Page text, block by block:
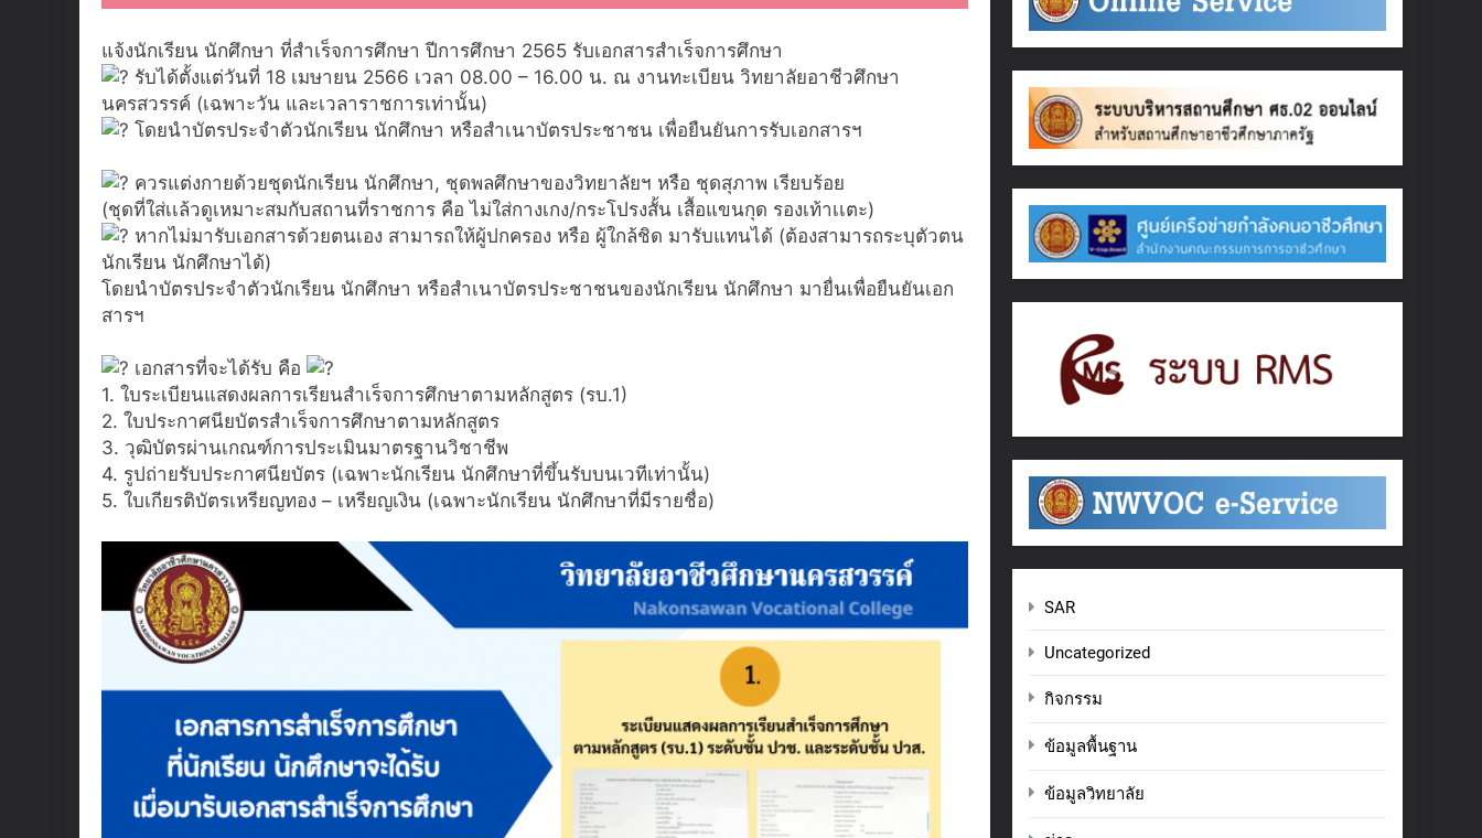
แจ้งนักเรียน นักศึกษา ที่สำเร็จการศึกษา ปีการศึกษา 2565 รับเอกสารสำเร็จการศึกษา
รับได้ตั้งแต่วันที่ 18 เมษายน 2566 เวลา 08.00 – 16.00 น. ณ งานทะเบียน วิทยาลัยอาชีวศึกษา
นครสวรรค์ (เฉพาะวัน และเวลาราชการเท่านั้น)
โดยนำบัตรประจำตัวนักเรียน นักศึกษา หรือสำเนาบัตรประชาชน เพื่อยืนยันการรับเอกสารฯ
ควรแต่งกายด้วยชุดนักเรียน นักศึกษา, ชุดพลศึกษาของวิทยาลัยฯ หรือ ชุดสุภาพ เรียบร้อย
(ชุดที่ใส่เเล้วดูเหมาะสมกับสถานที่ราชการ คือ ไม่ใส่กางเกง/กระโปรงสั้น เสื้อแขนกุด รองเท้าเเตะ)
หากไม่มารับเอกสารด้วยตนเอง สามารถให้ผู้ปกครอง หรือ ผู้ใกล้ชิด มารับแทนได้ (ต้องสามารถระบุตัวตน
นักเรียน นักศึกษาได้)
โดยนำบัตรประจำตัวนักเรียน นักศึกษา หรือสำเนาบัตรประชาชนของนักเรียน นักศึกษา มายื่นเพื่อยืนยันเอก
สารฯ
เอกสารที่จะได้รับ คือ
1. ใบระเบียนแสดงผลการเรียนสำเร็จการศึกษาตามหลักสูตร (รบ.1)
2. ใบประกาศนียบัตรสำเร็จการศึกษาตามหลักสูตร
3. วุฒิบัตรผ่านเกณฑ์การประเมินมาตรฐานวิชาชีพ
4. รูปถ่ายรับประกาศนียบัตร (เฉพาะนักเรียน นักศึกษาที่ขึ้นรับบนเวทีเท่านั้น)
5. ใบเกียรติบัตรเหรียญทอง – เหรียญเงิน (เฉพาะนักเรียน นักศึกษาที่มีรายชื่อ)
SAR
Uncategorized
กิจกรรม
ข้อมูลพื้นฐาน
ข้อมูลวิทยาลัย